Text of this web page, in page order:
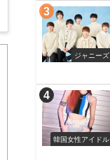
ジャニーズ
韓国女性アイドル